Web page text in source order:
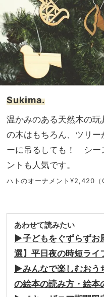
Sukima.
温かみのある天然木の
の木はもちろん、ツリー
ーに吊るしても！ シー
ントも人気です。
ハトのオーナメント¥2,420（
あわせて読みたい
▶︎子どもをぐずらずお
選】平日夜の時短ライ
▶︎みんなで楽しむおう
の絵本の読み方・絵本